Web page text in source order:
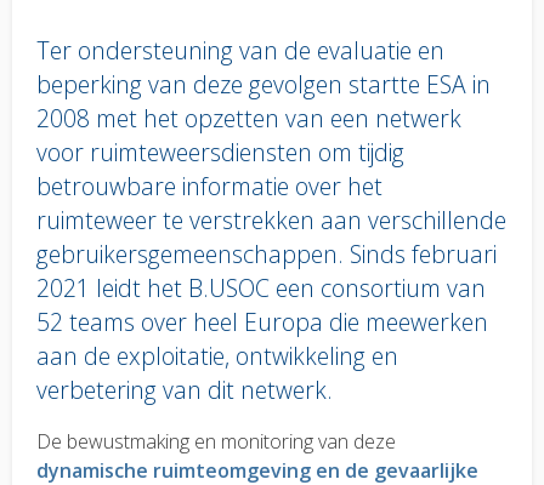
Ter ondersteuning van de evaluatie en
beperking van deze gevolgen startte ESA in
2008 met het opzetten van een netwerk
voor ruimteweersdiensten om tijdig
betrouwbare informatie over het
ruimteweer te verstrekken aan verschillende
gebruikersgemeenschappen. Sinds februari
2021 leidt het B.USOC een consortium van
52 teams over heel Europa die meewerken
aan de exploitatie, ontwikkeling en
verbetering van dit netwerk.
Body
text
De bewustmaking en monitoring van deze
dynamische ruimteomgeving en de gevaarlijke